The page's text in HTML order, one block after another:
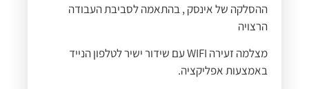
ההסלקה של אינסק , בהתאמה לסביבת העבודה
הרצויה
מצלמה זעירה WIFI עם שידור ישיר לטלפון הנייד
באמצעות אפליקציה.